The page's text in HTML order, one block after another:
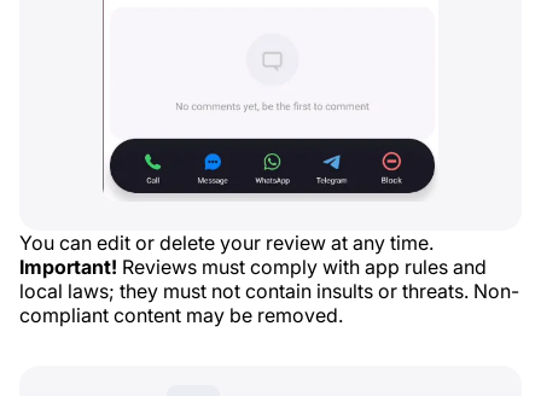
You can edit or delete your review at any time.
Important! Reviews must comply with app rules and
local laws; they must not contain insults or threats. Non-
compliant content may be removed.